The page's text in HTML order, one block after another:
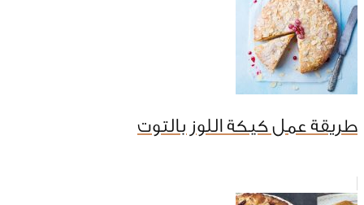
طريقة عمل كيكة اللوز بالتوت